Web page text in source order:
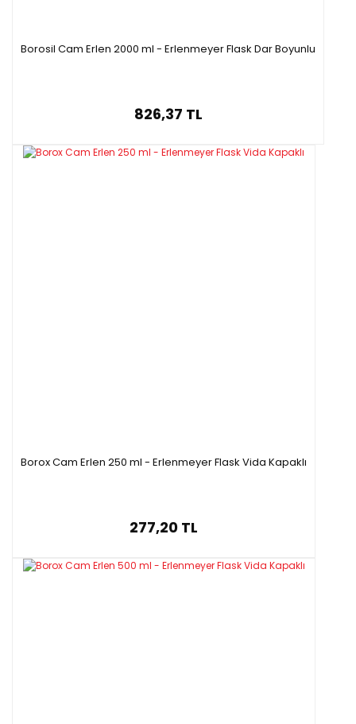
Borosil Cam Erlen 2000 ml - Erlenmeyer Flask Dar Boyunlu
826,37 TL
Borox Cam Erlen 250 ml - Erlenmeyer Flask Vida Kapaklı
277,20 TL